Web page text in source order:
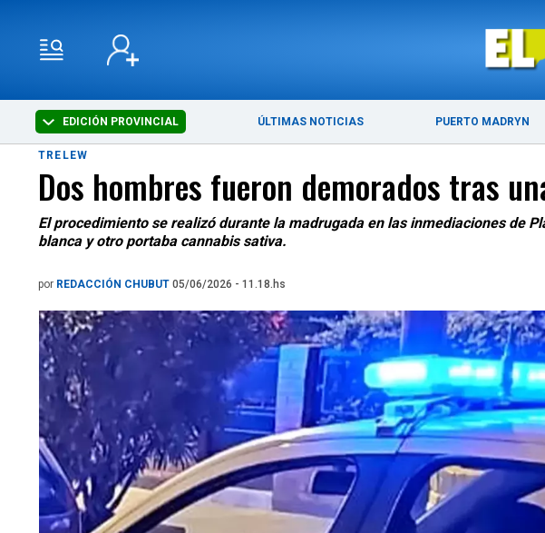
EDICIÓN PROVINCIAL ÚLTIMAS NOTICIAS PUERTO MADRYN
TRELEW
Dos hombres fueron demorados tras
El procedimiento se realizó durante la madrugada en las inmediaciones de
blanca y otro portaba cannabis sativa.
por REDACCIÓN CHUBUT 05/06/2026 - 11.18.hs